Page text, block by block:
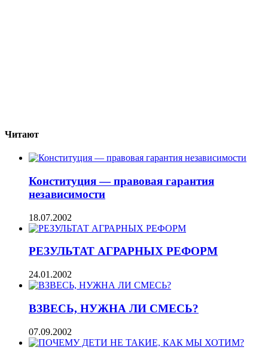
Читают
Конституция — правовая гарантия
независимости
18.07.2002
РЕЗУЛЬТАТ АГРАРНЫХ РЕФОРМ
24.01.2002
ВЗВЕСЬ, НУЖНА ЛИ СМЕСЬ?
07.09.2002